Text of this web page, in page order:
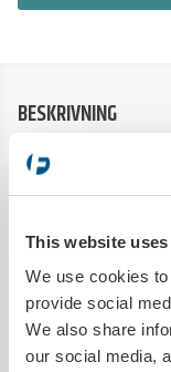
This website
We use cookies
provide social
We also share
our social media,
BESKRIVNING
Självborrande
huvud. Speciellt
fordonets stötfångare.
Skruven används för
PRODUKTDETALJER